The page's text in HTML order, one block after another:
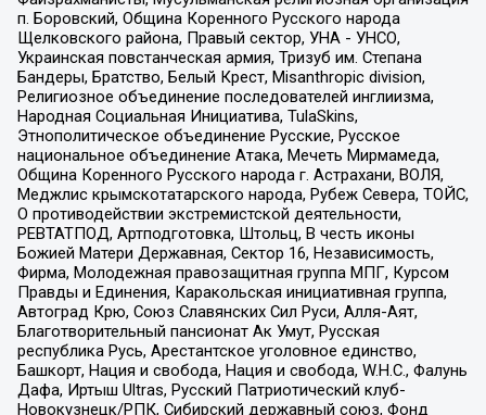
п. Боровский, Община Коренного Русского народа
Щелковского района, Правый сектор, УНА - УНСО,
Украинская повстанческая армия, Тризуб им. Степана
Бандеры, Братство, Белый Крест, Misanthropic division,
Религиозное объединение последователей инглиизма,
Народная Социальная Инициатива, TulaSkins,
Этнополитическое объединение Русские, Русское
национальное объединение Атака, Мечеть Мирмамеда,
Община Коренного Русского народа г. Астрахани, ВОЛЯ,
Меджлис крымскотатарского народа, Рубеж Севера, ТОЙС,
О противодействии экстремистской деятельности,
РЕВТАТПОД, Артподготовка, Штольц, В честь иконы
Божией Матери Державная, Сектор 16, Независимость,
Фирма, Молодежная правозащитная группа МПГ, Курсом
Правды и Единения, Каракольская инициативная группа,
Автоград Крю, Союз Славянских Сил Руси, Алля-Аят,
Благотворительный пансионат Ак Умут, Русская
республика Русь, Арестантское уголовное единство,
Башкорт, Нация и свобода, Нация и свобода, W.H.С., Фалунь
Дафа, Иртыш Ultras, Русский Патриотический клуб-
Новокузнецк/РПК, Сибирский державный союз, Фонд